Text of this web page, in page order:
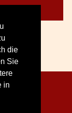
die
Sie
in